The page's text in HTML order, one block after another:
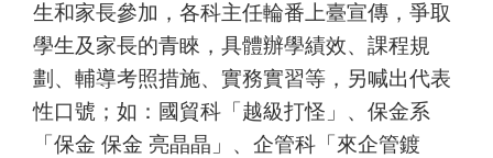
生和家長參加，各科主任輪番上臺宣傳，爭取
學生及家長的青睞，具體辦學績效、課程規
劃、輔導考照措施、實務實習等，另喊出代表
性口號；如：國貿科「越級打怪」、保金系
「保金 保金 亮晶晶」、企管科「來企管鍍